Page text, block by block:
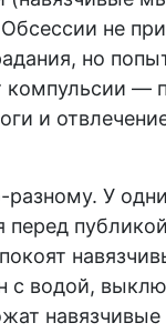
не
но
компульсии —
и
разному. У
с водой,